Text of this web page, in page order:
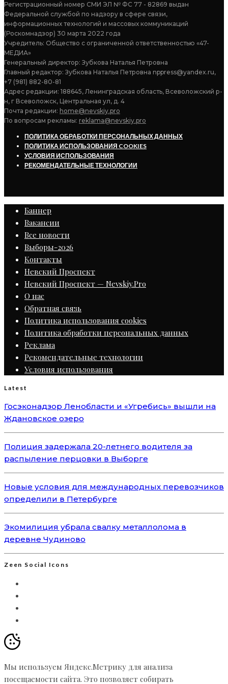
Регистрационный номер СМИ ЭЛ № ФС 77 - 82869 выдан
Федеральной службой по надзору в сфере связи,
информационных технологий и массовых коммуникаций
(Роскомнадзор) 30 марта 2022 года
Учредитель: Общество с ограниченной ответственностью «47-
МЕДИА»
Генеральный директор: Зубкова Наталья Петровна
Главный редактор: Зубкова Наталья Петровна nppress@yandex.ru,
+7 (981) 882-80-81
Адрес редакции: 188645, Ленинградская область, Всеволожский р-
н, г Всеволожск, Центральная ул, д. 4
Почта редакции: home@nevskiy.pro
По вопросам рекламы: reklama@nevskiy.pro
ПОЛИТИКА ОБРАБОТКИ ПЕРСОНАЛЬНЫХ ДАННЫХ
ПОЛИТИКА ИСПОЛЬЗОВАНИЯ COOKIES
УСЛОВИЯ ИСПОЛЬЗОВАНИЯ
РЕКОМЕНДАТЕЛЬНЫЕ ТЕХНОЛОГИИ
Баннер
Вакансии
Все новости
Выборы-2026
Контакты
Невский Проспект
Невский Проспект — Nevskiy.Pro
О нас
Обратная связь
Политика использования cookies
Политика обработки персональных данных
Реклама
Рекомендательные технологии
Условия использования
Latest
Госэконадзор Ленобласти и «Угребись» вышли на
Ждановское озеро
Полиция задержала 20-летнего водителя за
распыление перцовки в Выборге
Новые условия для международных перевозчиков
определили в Петербурге
Экомилиция убрала свалку металлолома в
деревне Чудиново
Zeen Social Icons
Мы используем Яндекс.Метрику для анализа
посещаемости сайта. Это позволяет собирать